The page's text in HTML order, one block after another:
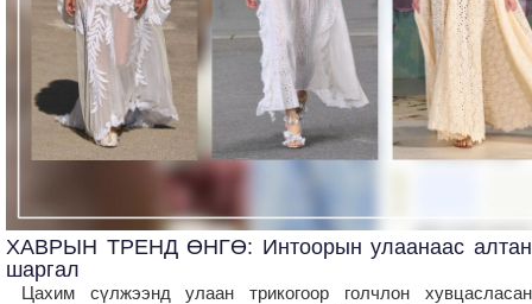
ХАВРЫН ТРЕНД ӨНГӨ: Интоорын улаанаас алтан
шаргал
Цахим сүлжээнд улаан трикогоор голчлон хувцасласан